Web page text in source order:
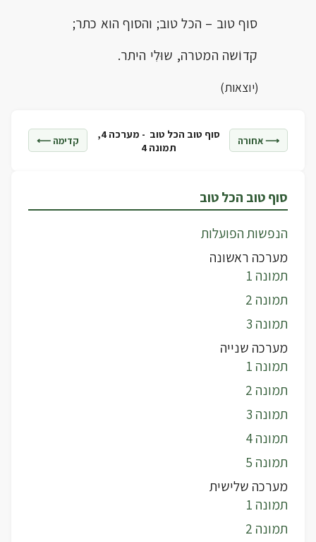
סוף טוב – הכל טוב; והסוף הוא כתר;
קדוֹשה המטרה, שוּלִי היתר.
(יוצאות)
⟶ אחורה סוף טוב הכל טוב -
מערכה 4,
תמונה 4
קדימה ⟵
סוף טוב הכל טוב
הנפשות הפועלות
מערכה ראשונה
תמונה 1
תמונה 2
תמונה 3
מערכה שנייה
תמונה 1
תמונה 2
תמונה 3
תמונה 4
תמונה 5
מערכה שלישית
תמונה 1
תמונה 2